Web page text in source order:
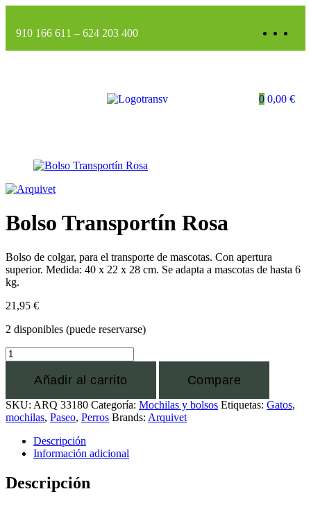
910 166 611 – 624 203 400
0 0,00 €
Bolso Transportín Rosa
Bolso de colgar, para el transporte de mascotas. Con apertura
superior. Medida: 40 x 22 x 28 cm. Se adapta a mascotas de hasta 6
kg.
21,95 €
2 disponibles (puede reservarse)
Añadir al carrito Compare
SKU: ARQ 33180 Categoría: Mochilas y bolsos Etiquetas: Gatos,
mochilas, Paseo, Perros Brands: Arquivet
Descripción
Información adicional
Descripción